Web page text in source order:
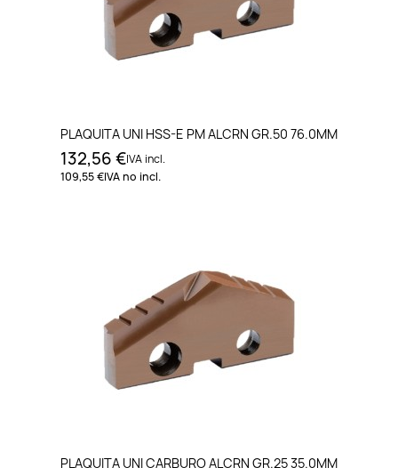
PLAQUITA UNI HSS-E PM ALCRN GR.50 76.0MM
132,56 €IVA incl.
109,55 €IVA no incl.
PLAQUITA UNI CARBURO ALCRN GR.25 35.0MM